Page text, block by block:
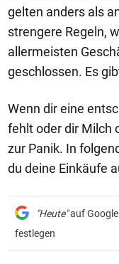
gelten anders als
strengere Regeln,
allermeisten
geschlossen. Es
Wenn dir eine
fehlt oder dir Milch
zur Panik. In
du deine Einkäufe
"Heute"auf
festlegen